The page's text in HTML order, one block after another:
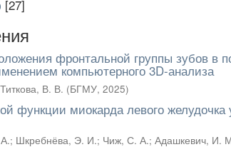
[27]
фронтальной группы зубов в
компьютерного 3D-анализа
Титкова, В. В. (БГМУ, 2025)
функции миокарда левого
; Шкребнёва, Э. И.; Чиж, С. А.; Адашкевич, И.